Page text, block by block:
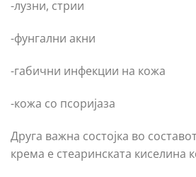
-лузни, стрии
-фунгални акни
-габични инфекции на кожа
-кожа со псоријаза
Друга важна состојка во
крема е стеаринската киселина